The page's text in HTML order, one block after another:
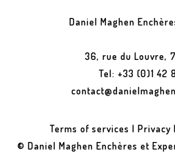
Daniel Maghen
36, rue du Louvre,
Tel: +33 (0)1 42
Terms of services | Privacy |
© Daniel Maghen Enchères et